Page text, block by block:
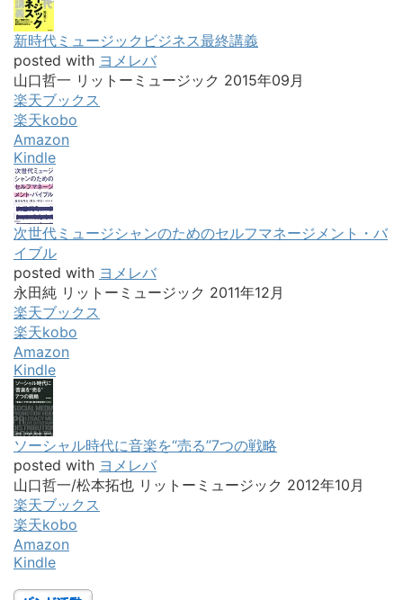
新時代ミュージックビジネス最終講義
posted with ヨメレバ
山口哲一 リットーミュージック 2015年09月
楽天ブックス
楽天kobo
Amazon
Kindle
次世代ミュージシャンのためのセルフマネージメント・バ
イブル
posted with ヨメレバ
永田純 リットーミュージック 2011年12月
楽天ブックス
楽天kobo
Amazon
Kindle
ソーシャル時代に音楽を“売る”7つの戦略
posted with ヨメレバ
山口哲一/松本拓也 リットーミュージック 2012年10月
楽天ブックス
楽天kobo
Amazon
Kindle